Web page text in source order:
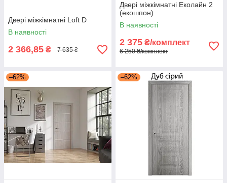
Двері міжкімнатні Loft D
В наявності
2 366,85 ₴ 7 635 ₴
Двері міжкімнатні Еколайн 2
(екошпон)
В наявності
2 375 ₴/комплект
6 250 ₴/комплект
–62% –62%